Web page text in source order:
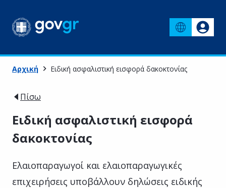
Αρχική Ειδική ασφαλιστική εισφορά δακοκτονίας
Πίσω
Ειδική ασφαλιστική εισφορά
δακοκτονίας
Ελαιοπαραγωγοί και ελαιοπαραγωγικές
επιχειρήσεις υποβάλλουν δηλώσεις ειδικής